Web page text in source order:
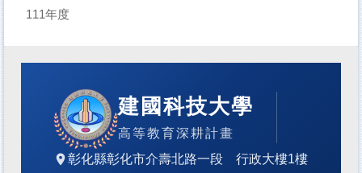
111年度
建國科技大學
高等教育深耕計畫
彰化縣彰化市介壽北路一段 行政大樓1樓